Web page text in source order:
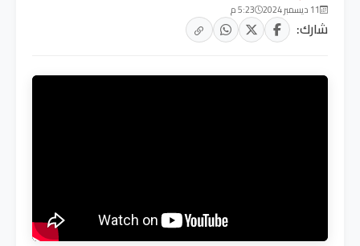
11 ديسمبر 2024 5:23 م
شارك: